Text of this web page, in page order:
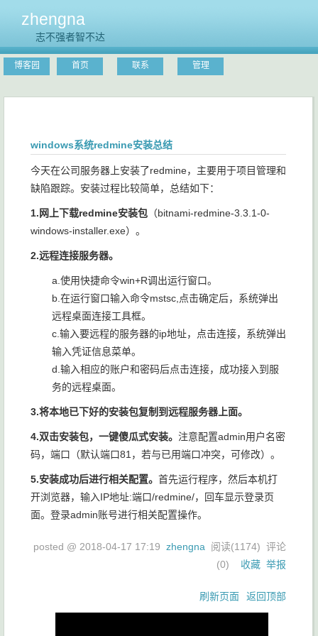
zhengna
志不强者智不达
博客园 首页 联系 管理
windows系统redmine安装总结
今天在公司服务器上安装了redmine，主要用于项目管理和
缺陷跟踪。安装过程比较简单，总结如下：
1.网上下载redmine安装包 （bitnami-redmine-3.3.1-0-
windows-installer.exe）。
2.远程连接服务器。
a.使用快捷命令win+R调出运行窗口。
b.在运行窗口输入命令mstsc,点击确定后，系统弹出
远程桌面连接工具框。
c.输入要远程的服务器的ip地址，点击连接，系统弹出
输入凭证信息菜单。
d.输入相应的账户和密码后点击连接，成功接入到服
务的远程桌面。
3.将本地已下好的安装包复制到远程服务器上面。
4.双击安装包，一键傻瓜式安装。 注意配置admin用户名密
码，端口（默认端口81，若与已用端口冲突，可修改）。
5.安装成功后进行相关配置。 首先运行程序，然后本机打
开浏览器，输入IP地址:端口/redmine/，回车显示登录页
面。登录admin账号进行相关配置操作。
posted @ 2018-04-17 17:19 zhengna 阅读(1174) 评论
(0) 收藏 举报
刷新页面 返回顶部